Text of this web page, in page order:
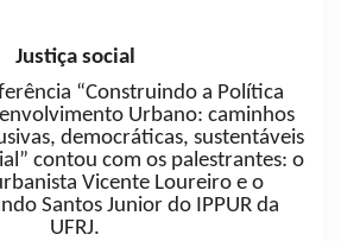
Justiça social
“Construindo a Política
Urbano: caminhos
democráticas, sustentáveis
contou com os palestrantes: o
Vicente Loureiro e o
Santos Junior do IPPUR da
UFRJ.